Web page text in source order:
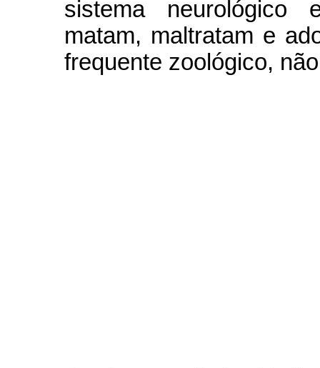
sistema neurológico
matam, maltratam e
frequente zoológico,